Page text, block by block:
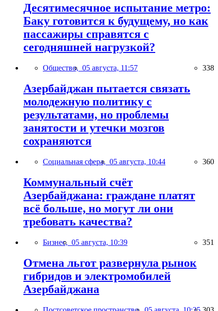
Десятимесячное испытание метро:
Баку готовится к будущему, но как
пассажиры справятся с
сегодняшней нагрузкой?
Общество, 05 августа, 11:57 338
Азербайджан пытается связать
молодежную политику с
результатами, но проблемы
занятости и утечки мозгов
сохраняются
Социальная сфера, 05 августа, 10:44 360
Коммунальный счёт
Азербайджана: граждане платят
всё больше, но могут ли они
требовать качества?
Бизнес, 05 августа, 10:39 351
Отмена льгот развернула рынок
гибридов и электромобилей
Азербайджана